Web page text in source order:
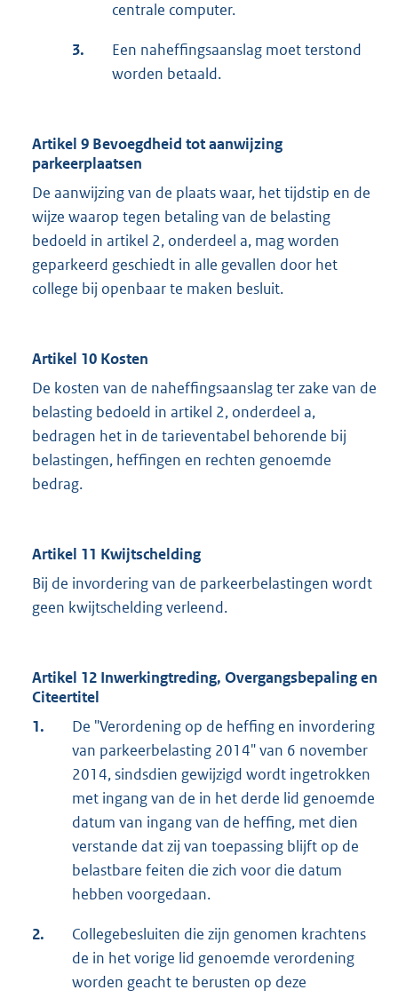
centrale computer.
3.
Een naheffingsaanslag moet terstond
worden betaald.
Artikel 9 Bevoegdheid tot aanwijzing
parkeerplaatsen
De aanwijzing van de plaats waar, het tijdstip en de
wijze waarop tegen betaling van de belasting
bedoeld in artikel 2, onderdeel a, mag worden
geparkeerd geschiedt in alle gevallen door het
college bij openbaar te maken besluit.
Artikel 10 Kosten
De kosten van de naheffingsaanslag ter zake van de
belasting bedoeld in artikel 2, onderdeel a,
bedragen het in de tarieventabel behorende bij
belastingen, heffingen en rechten genoemde
bedrag.
Artikel 11 Kwijtschelding
Bij de invordering van de parkeerbelastingen wordt
geen kwijtschelding verleend.
Artikel 12 Inwerkingtreding, Overgangsbepaling en
Citeertitel
1.
De "Verordening op de heffing en invordering
van parkeerbelasting 2014" van 6 november
2014, sindsdien gewijzigd wordt ingetrokken
met ingang van de in het derde lid genoemde
datum van ingang van de heffing, met dien
verstande dat zij van toepassing blijft op de
belastbare feiten die zich voor die datum
hebben voorgedaan.
2.
Collegebesluiten die zijn genomen krachtens
de in het vorige lid genoemde verordening
worden geacht te berusten op deze